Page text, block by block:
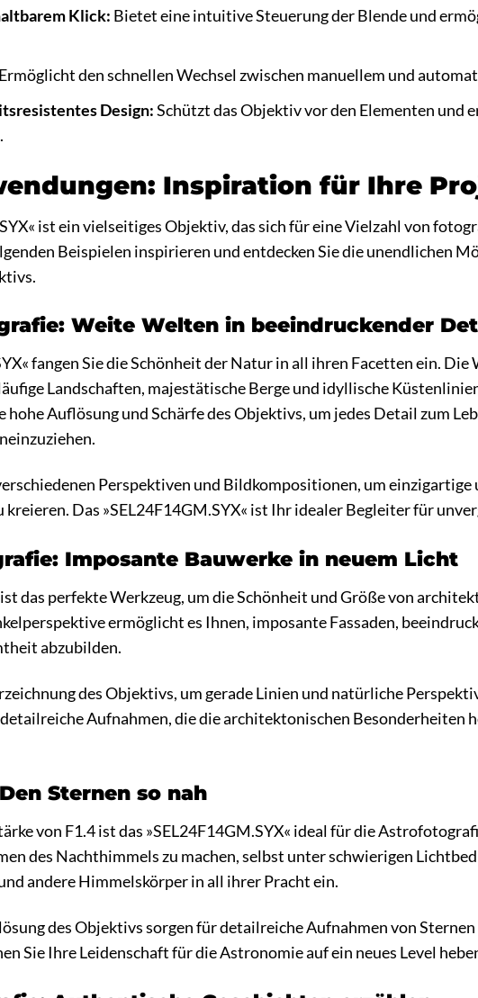
Klick: Bietet eine intuitive Steuerung der Blende und
Ermöglicht den schnellen Wechsel zwischen manuellem und
Design:Schützt das Objektiv vor den Elementen und
Inspiration für Ihre
ist ein vielseitiges Objektiv, das sich für eine Vielzahl von
Beispielen inspirieren und entdecken Sie die unendlichen
Weite Welten in beeindruckender
fangen Sie die Schönheit der Natur in all ihren Facetten ein.
Landschaften, majestätische Berge und idyllische
hohe Auflösung und Schärfe des Objektivs, um jedes Detail zum
Perspektiven und Bildkompositionen, um einzigartige
kreieren. Das »SEL24F14GM.SYX« ist Ihr idealer Begleiter für
Imposante Bauwerke in neuem Licht
ist das perfekte Werkzeug, um die Schönheit und Größe von
ermöglicht es Ihnen, imposante Fassaden,
abzubilden.
des Objektivs, um gerade Linien und natürliche
Aufnahmen, die die architektonischen Besonderheiten
Sternen so nah
von F1.4 ist das »SEL24F14GM.SYX« ideal für die
des Nachthimmels zu machen, selbst unter schwierigen
andere Himmelskörper in all ihrer Pracht ein.
des Objektivs sorgen für detailreiche Aufnahmen von
Sie Ihre Leidenschaft für die Astronomie auf ein neues Level